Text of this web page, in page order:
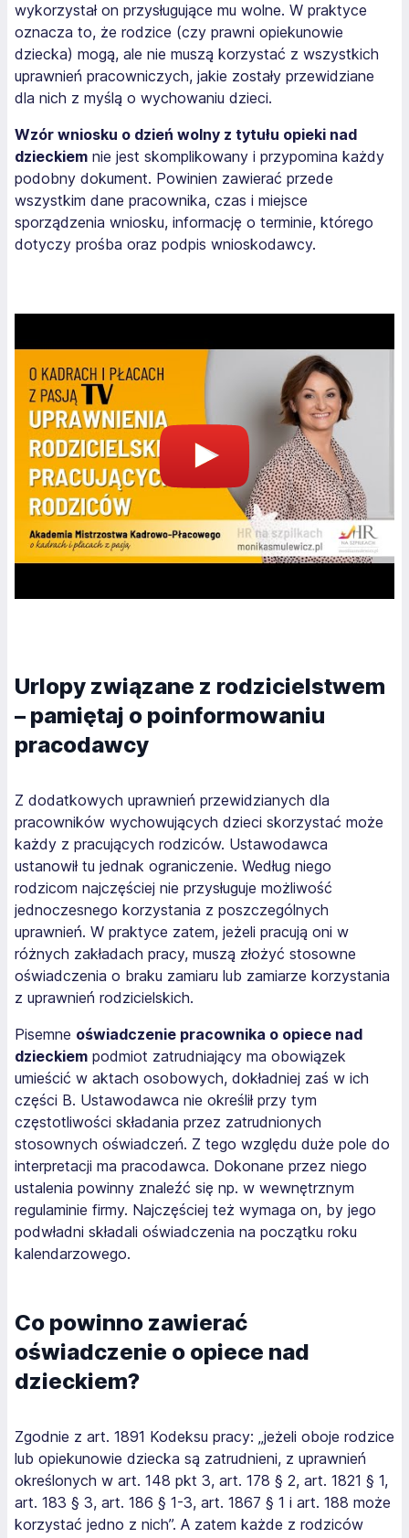
wykorzystał on przysługujące mu wolne. W praktyce
oznacza to, że rodzice (czy prawni opiekunowie
dziecka) mogą, ale nie muszą korzystać z wszystkich
uprawnień pracowniczych, jakie zostały przewidziane
dla nich z myślą o wychowaniu dzieci.
Wzór wniosku o dzień wolny z tytułu opieki nad
dzieckiem nie jest skomplikowany i przypomina każdy
podobny dokument. Powinien zawierać przede
wszystkim dane pracownika, czas i miejsce
sporządzenia wniosku, informację o terminie, którego
dotyczy prośba oraz podpis wnioskodawcy.
Urlopy związane z rodzicielstwem
– pamiętaj o poinformowaniu
pracodawcy
Z dodatkowych uprawnień przewidzianych dla
pracowników wychowujących dzieci skorzystać może
każdy z pracujących rodziców. Ustawodawca
ustanowił tu jednak ograniczenie. Według niego
rodzicom najczęściej nie przysługuje możliwość
jednoczesnego korzystania z poszczególnych
uprawnień. W praktyce zatem, jeżeli pracują oni w
różnych zakładach pracy, muszą złożyć stosowne
oświadczenia o braku zamiaru lub zamiarze korzystania
z uprawnień rodzicielskich.
Pisemne oświadczenie pracownika o opiece nad
dzieckiem podmiot zatrudniający ma obowiązek
umieścić w aktach osobowych, dokładniej zaś w ich
części B. Ustawodawca nie określił przy tym
częstotliwości składania przez zatrudnionych
stosownych oświadczeń. Z tego względu duże pole do
interpretacji ma pracodawca. Dokonane przez niego
ustalenia powinny znaleźć się np. w wewnętrznym
regulaminie firmy. Najczęściej też wymaga on, by jego
podwładni składali oświadczenia na początku roku
kalendarzowego.
Co powinno zawierać
oświadczenie o opiece nad
dzieckiem?
Zgodnie z art. 1891 Kodeksu pracy: „jeżeli oboje rodzice
lub opiekunowie dziecka są zatrudnieni, z uprawnień
określonych w art. 148 pkt 3, art. 178 § 2, art. 1821 § 1,
art. 183 § 3, art. 186 § 1-3, art. 1867 § 1 i art. 188 może
korzystać jedno z nich”. A zatem każde z rodziców